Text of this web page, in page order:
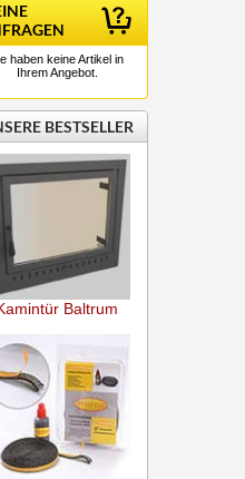
haben keine Artikel in
Ihrem Angebot.
BESTSELLER
Baltrum